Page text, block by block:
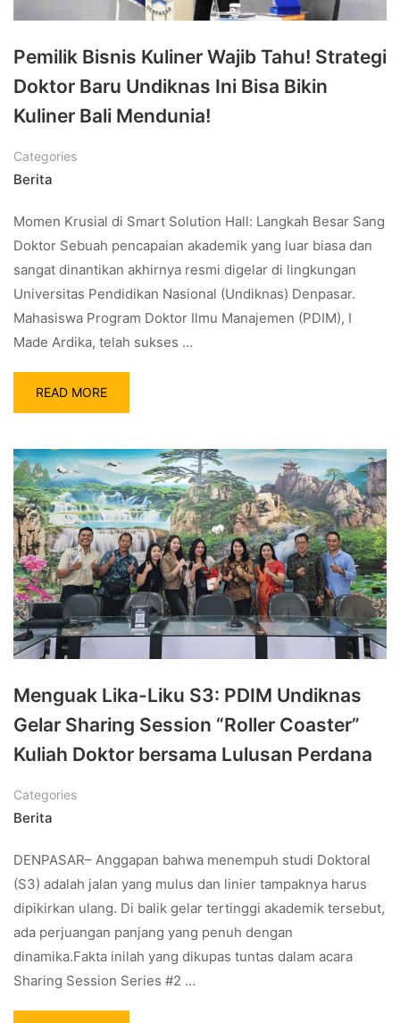
Pemilik Bisnis Kuliner Wajib Tahu! Strategi
Doktor Baru Undiknas Ini Bisa Bikin
Kuliner Bali Mendunia!
Categories
Berita
Momen Krusial di Smart Solution Hall: Langkah Besar Sang
Doktor Sebuah pencapaian akademik yang luar biasa dan
sangat dinantikan akhirnya resmi digelar di lingkungan
Universitas Pendidikan Nasional (Undiknas) Denpasar.
Mahasiswa Program Doktor Ilmu Manajemen (PDIM), I
Made Ardika, telah sukses …
READ MORE
Menguak Lika-Liku S3: PDIM Undiknas
Gelar Sharing Session “Roller Coaster”
Kuliah Doktor bersama Lulusan Perdana
Categories
Berita
DENPASAR– Anggapan bahwa menempuh studi Doktoral
(S3) adalah jalan yang mulus dan linier tampaknya harus
dipikirkan ulang. Di balik gelar tertinggi akademik tersebut,
ada perjuangan panjang yang penuh dengan
dinamika.Fakta inilah yang dikupas tuntas dalam acara
Sharing Session Series #2 …